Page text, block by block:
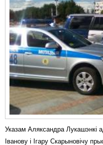
Указам Аляксандра Лукашэнкі
Іванову і Ігару Скарыновічу